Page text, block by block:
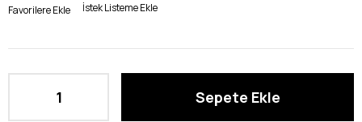
Favorilere Ekle İstek Listeme Ekle